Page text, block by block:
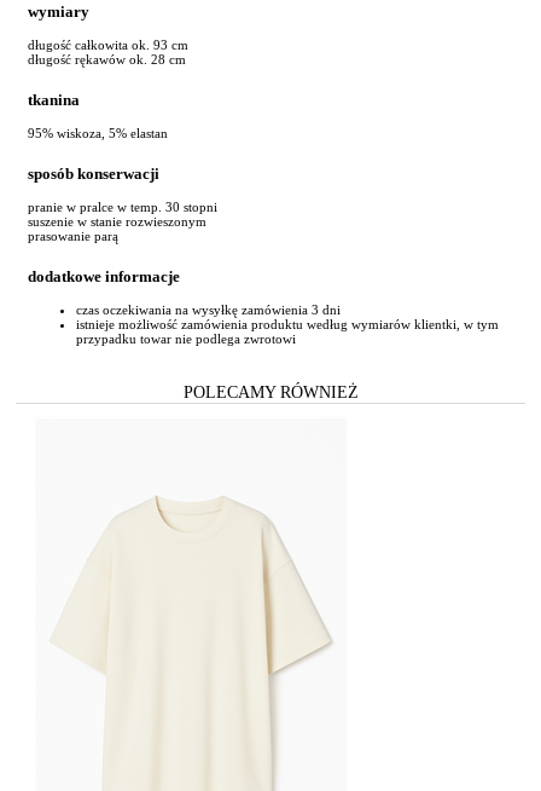
wymiary
długość całkowita ok. 93 cm
długość rękawów ok. 28 cm
tkanina
95% wiskoza, 5% elastan
sposób konserwacji
pranie w pralce w temp. 30 stopni
suszenie w stanie rozwieszonym
prasowanie parą
dodatkowe informacje
czas oczekiwania na wysyłkę zamówienia 3 dni
istnieje możliwość zamówienia produktu według wymiarów klientki, w tym
przypadku towar nie podlega zwrotowi
POLECAMY RÓWNIEŻ